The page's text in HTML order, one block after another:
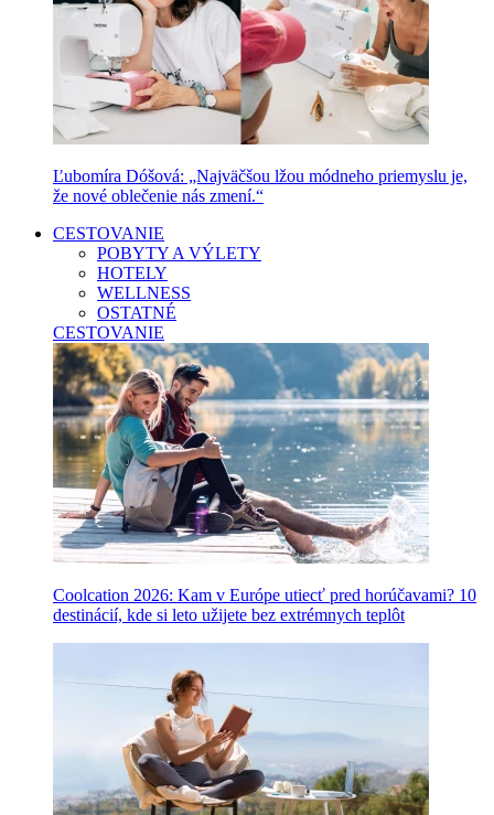
Ľubomíra Dóšová: „Najväčšou lžou módneho priemyslu je,
že nové oblečenie nás zmení.“
CESTOVANIE
POBYTY A VÝLETY
HOTELY
WELLNESS
OSTATNÉ
CESTOVANIE
Coolcation 2026: Kam v Európe utiecť pred horúčavami? 10
destinácií, kde si leto užijete bez extrémnych teplôt